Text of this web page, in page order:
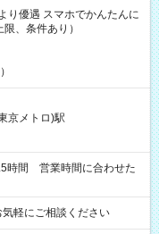
優遇 スマホでかんたんに
、条件あり）
京メトロ)駅
軽にご相談ください